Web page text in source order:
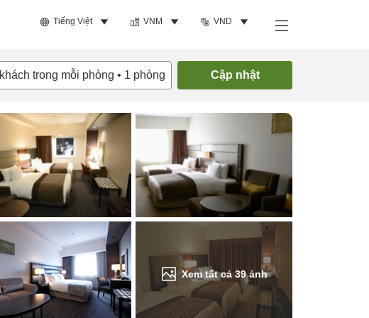
Tiếng Việt VNM VND
khách trong mỗi phòng • 1 phòng Cập nhật
Xem tất cả39ảnh
Tìm phòng trống